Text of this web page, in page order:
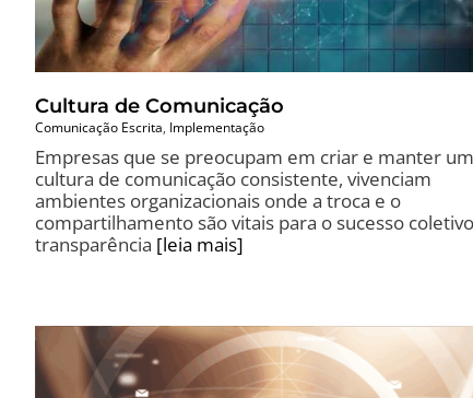
Cultura de Comunicação
Comunicação Escrita, Implementação
Empresas que se preocupam em criar e manter
cultura de comunicação consistente, vivenciam
ambientes organizacionais onde a troca e o
compartilhamento são vitais para o sucesso
transparência [leia mais]